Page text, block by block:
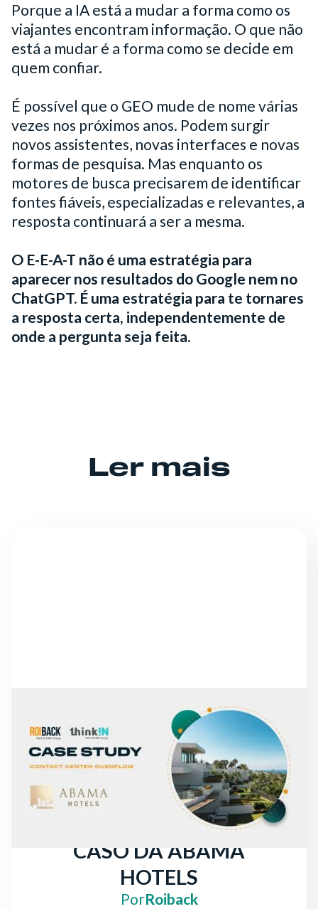
Porque a IA está a mudar a forma como os
viajantes encontram informação. O que não
está a mudar é a forma como se decide em
quem confiar.
É possível que o GEO mude de nome várias
vezes nos próximos anos. Podem surgir
novos assistentes, novas interfaces e novas
formas de pesquisa. Mas enquanto os
motores de busca precisarem de identificar
fontes fiáveis, especializadas e relevantes, a
resposta continuará a ser a mesma.
O E-E-A-T não é uma estratégia para
aparecer nos resultados do Google nem no
ChatGPT. É uma estratégia para te tornares
a resposta certa, independentemente de
onde a pergunta seja feita.
Ler mais
NOTÍCIAS
DE CHAMADAS
PERDIDAS A UM
AUMENTO DE +30% NAS
RECEITAS DIRETAS: O
CASO DA ABAMA
HOTELS
PorRoiback